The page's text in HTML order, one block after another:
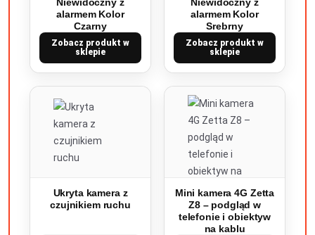
alarmem Kolor
Czarny
Zobacz produkt w
sklepie
alarmem Kolor
Srebrny
Zobacz produkt w
sklepie
Ukryta kamera z
czujnikiem ruchu
Mini kamera 4G Zetta
Z8 – podgląd w
telefonie i obiektyw
na kablu